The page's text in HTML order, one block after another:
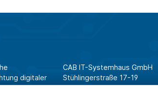
digitaler
CAB IT-Systemhaus GmbH
Stühlingerstraße 17-19